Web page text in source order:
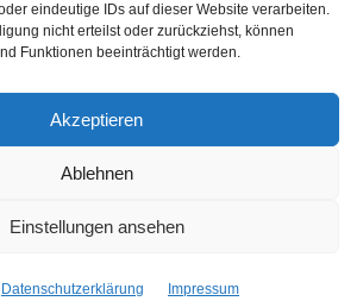
eindeutige IDs auf dieser Website verarbeiten.
nicht erteilst oder zurückziehst, können
Funktionen beeinträchtigt werden.
Akzeptieren
Ablehnen
Einstellungen ansehen
Datenschutzerklärung Impressum
desKünstlers Daniel Bahrmann. Die
Daniel Bahrmannfinden Siehier
FacebookInstagram
Datenschutzerklärung